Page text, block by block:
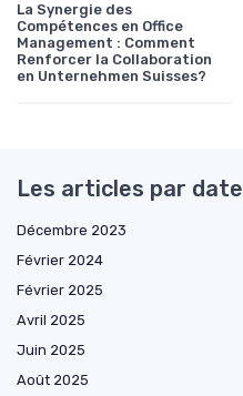
La Synergie des
Compétences en Office
Management : Comment
Renforcer la Collaboration
en Unternehmen Suisses?
Les articles par date
Décembre 2023
Février 2024
Février 2025
Avril 2025
Juin 2025
Août 2025